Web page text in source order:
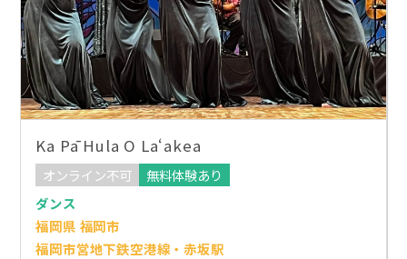
Ka Pā Hula O Laʻakea
オンライン不可
無料体験あり
ダンス
福岡県 福岡市
福岡市営地下鉄空港線・赤坂駅